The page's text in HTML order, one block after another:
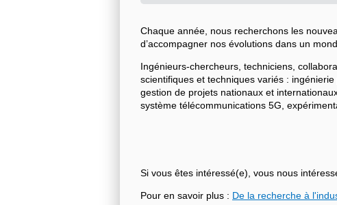
Chaque année, nous recherchons les
d’accompagner nos évolutions dans un
Ingénieurs-chercheurs, techniciens,
scientifiques et techniques variés :
gestion de projets nationaux et
système télécommunications 5G,
Si vous êtes intéressé(e), vous nous
Pour en savoir plus : De la recherche à